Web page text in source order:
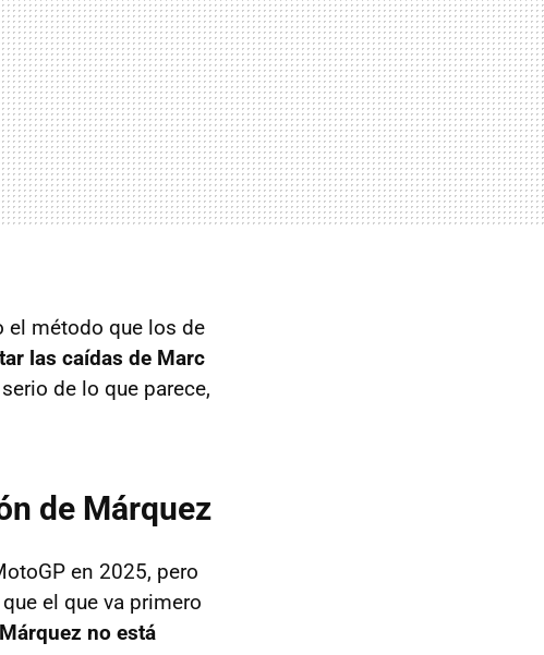
el método que los de
las caídas de Marc
de lo que parece,
de Márquez
en 2025, pero
el que va primero
Márquez no está